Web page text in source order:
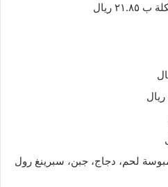
ريال
لحم، دجاج، جبن، سبرينغ رول